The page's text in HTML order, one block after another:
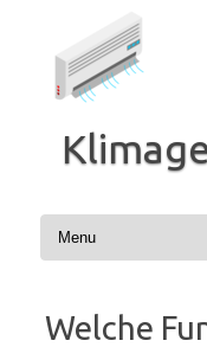
Welche